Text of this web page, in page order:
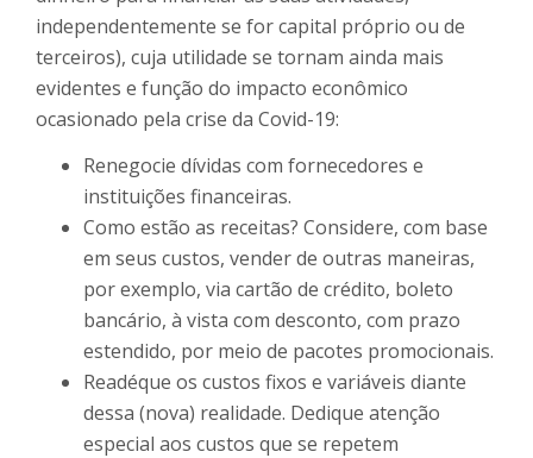
independentemente se for capital próprio ou de
terceiros), cuja utilidade se tornam ainda mais
evidentes e função do impacto econômico
ocasionado pela crise da Covid-19:
Renegocie dívidas com fornecedores e
instituições financeiras.
Como estão as receitas? Considere, com base
em seus custos, vender de outras maneiras,
por exemplo, via cartão de crédito, boleto
bancário, à vista com desconto, com prazo
estendido, por meio de pacotes promocionais.
Readéque os custos fixos e variáveis diante
dessa (nova) realidade. Dedique atenção
especial aos custos que se repetem